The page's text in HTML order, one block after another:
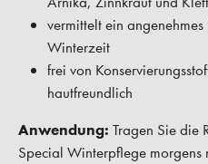
vermittelt ein
Winterzeit
frei von
hautfreundlich
Anwendung: Tragen Sie die
Special Winterpflege morgens